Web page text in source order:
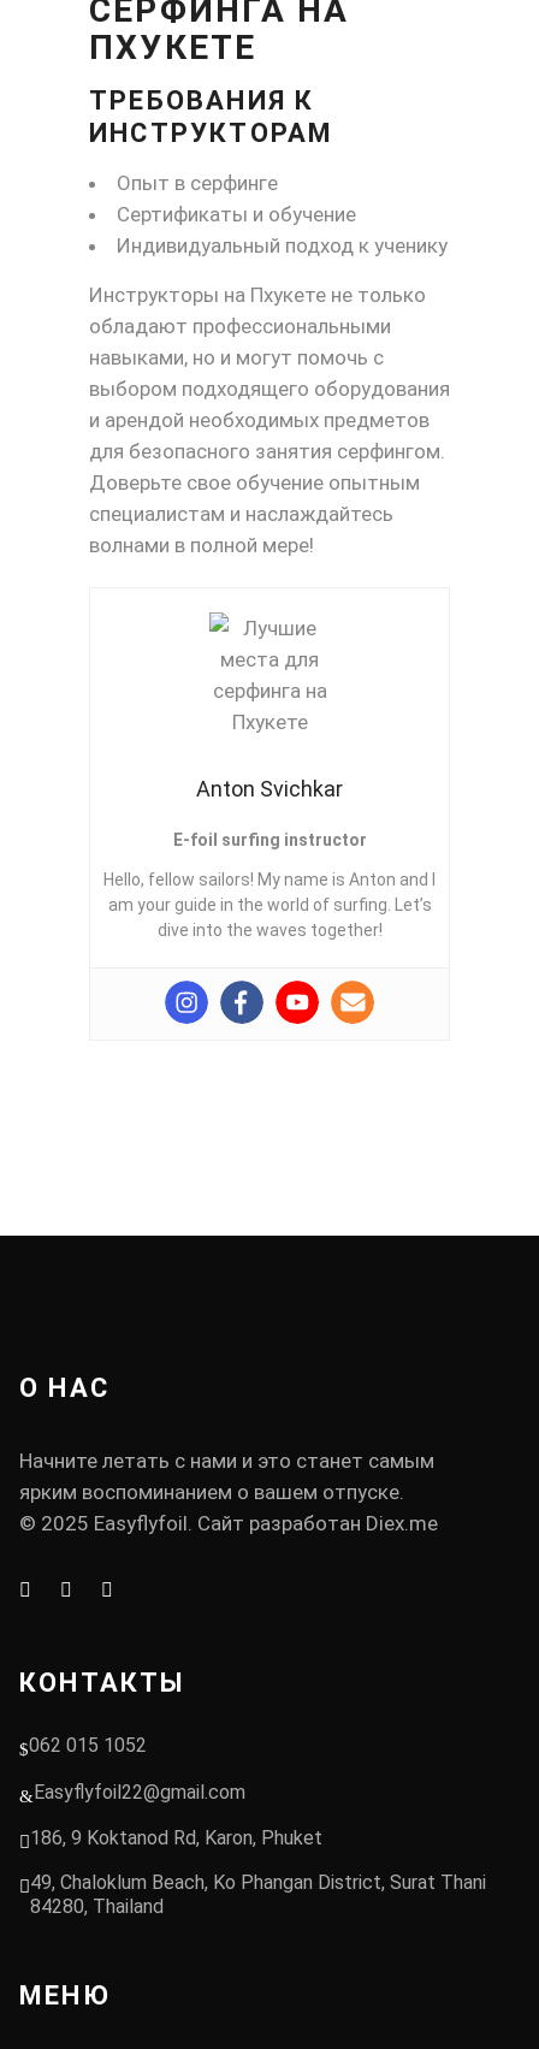
СЕРФИНГА НА
ПХУКЕТЕ
ТРЕБОВАНИЯ К
ИНСТРУКТОРАМ
Опыт в серфинге
Сертификаты и обучение
Индивидуальный подход к ученику
Инструкторы на Пхукете не только
обладают профессиональными
навыками, но и могут помочь с
выбором подходящего оборудования
и арендой необходимых предметов
для безопасного занятия серфингом.
Доверьте свое обучение опытным
специалистам и наслаждайтесь
волнами в полной мере!
Anton Svichkar
E-foil surfing instructor
Hello, fellow sailors! My name is Anton and I
am your guide in the world of surfing. Let’s
dive into the waves together!
О НАС
Начните летать с нами и это станет самым
ярким воспоминанием о вашем отпуске.
© 2025 Easyflyfoil. Сайт разработан Diex.me
КОНТАКТЫ
062 015 1052
Easyflyfoil22@gmail.com
186, 9 Koktanod Rd, Karon, Phuket
49, Chaloklum Beach, Ko Phangan District, Surat Thani
84280, Thailand
МЕНЮ